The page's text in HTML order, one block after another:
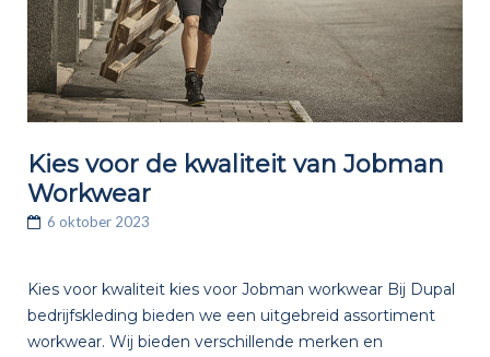
Kies voor de kwaliteit van Jobman
Workwear
6 oktober 2023
Kies voor kwaliteit kies voor Jobman workwear Bij Dupal
bedrijfskleding bieden we een uitgebreid assortiment
workwear. Wij bieden verschillende merken en